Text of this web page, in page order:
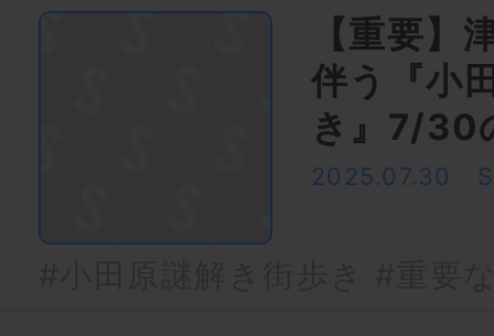
【重要】
伴う『小
き』7/30
2025.07.30